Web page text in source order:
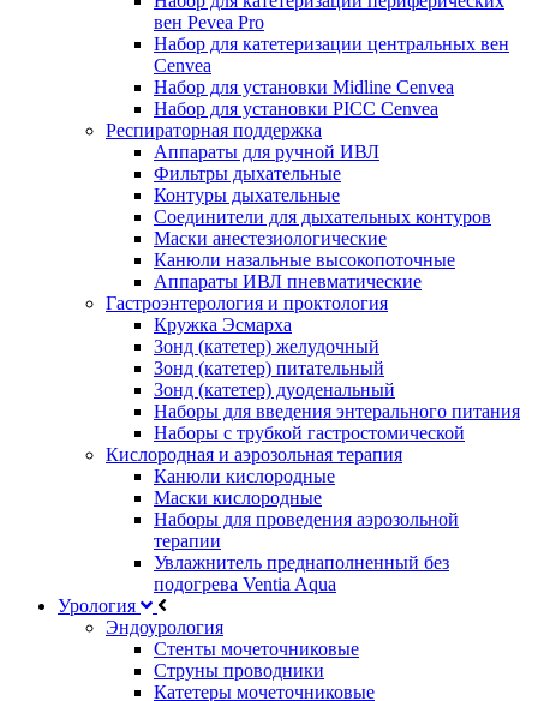
вен Pevea Pro
Набор для катетеризации центральных вен
Cenvea
Набор для установки Midline Cenvea
Набор для установки PICC Cenvea
Респираторная поддержка
Аппараты для ручной ИВЛ
Фильтры дыхательные
Контуры дыхательные
Соединители для дыхательных контуров
Маски анестезиологические
Канюли назальные высокопоточные
Аппараты ИВЛ пневматические
Гастроэнтерология и проктология
Кружка Эсмарха
Зонд (катетер) желудочный
Зонд (катетер) питательный
Зонд (катетер) дуоденальный
Наборы для введения энтерального питания
Наборы с трубкой гастростомической
Кислородная и аэрозольная терапия
Канюли кислородные
Маски кислородные
Наборы для проведения аэрозольной
терапии
Увлажнитель преднаполненный без
подогрева Ventia Aqua
Урология
Эндоурология
Стенты мочеточниковые
Струны проводники
Катетеры мочеточниковые